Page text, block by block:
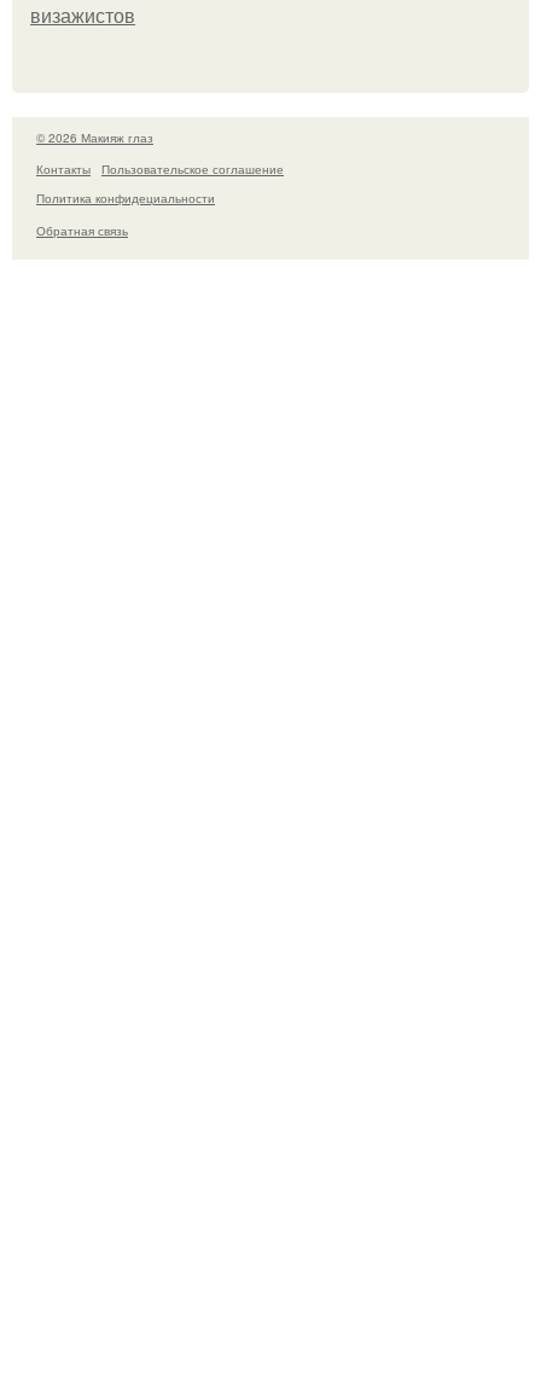
визажистов
© 2026 Макияж глаз
Контакты
Пользовательское соглашение
Политика конфидециальности
Обратная связь